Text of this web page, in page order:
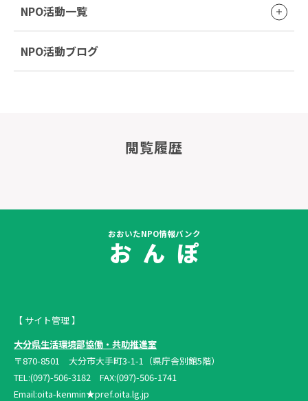
NPO活動一覧
NPO活動ブログ
閲覧履歴
おおいたNPO情報バンク
お ん ぽ
【 サイト管理 】
大分県生活環境部協働・共助推進室
〒870-8501 大分市大手町3-1-1（県庁舎別館5階）
TEL:(097)-506-3182 FAX:(097)-506-1741
Email:oita-kenmin★pref.oita.lg.jp